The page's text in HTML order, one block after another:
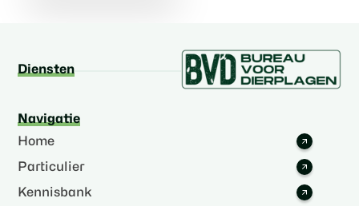
Diensten
Navigatie
Home
Particulier
Kennisbank